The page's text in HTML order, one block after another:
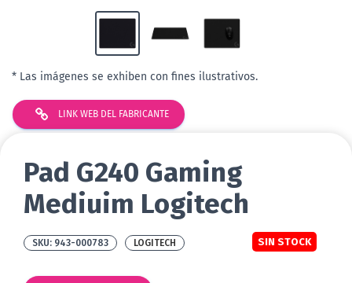
* Las imágenes se exhiben con fines ilustrativos.
LINK WEB DEL FABRICANTE
Pad G240 Gaming
Mediuim Logitech
943-000783 SIN STOCK
LOGITECH